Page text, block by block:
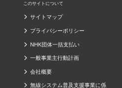
このサイトについて
サイトマップ
プライバシーポリシー
NHK団体一括支払い
一般事業主行動計画
会社概要
無線システム普及支援事業に係